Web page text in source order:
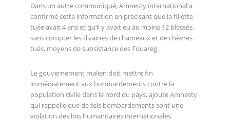
Dans un autre communiqué, Amnesty international a
confirmé cette information en précisant que la fillette
tuée avait 4 ans et qu’il y avait eu au moins 12 blessés,
sans compter les dizaines de chameaux et de chèvres
tués, moyens de subsistance des Touareg.
Le gouvernement malien doit mettre fin
immédiatement aux bombardements contre la
population civile dans le nord du pays, ajoute Amnesty
qui rappelle que de tels bombardements sont une
violation des lois humanitaires internationales.